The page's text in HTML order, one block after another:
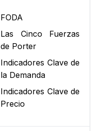
FODA
Las Cinco Fuerzas
de Porter
Indicadores Clave de
la Demanda
Indicadores Clave de
Precio